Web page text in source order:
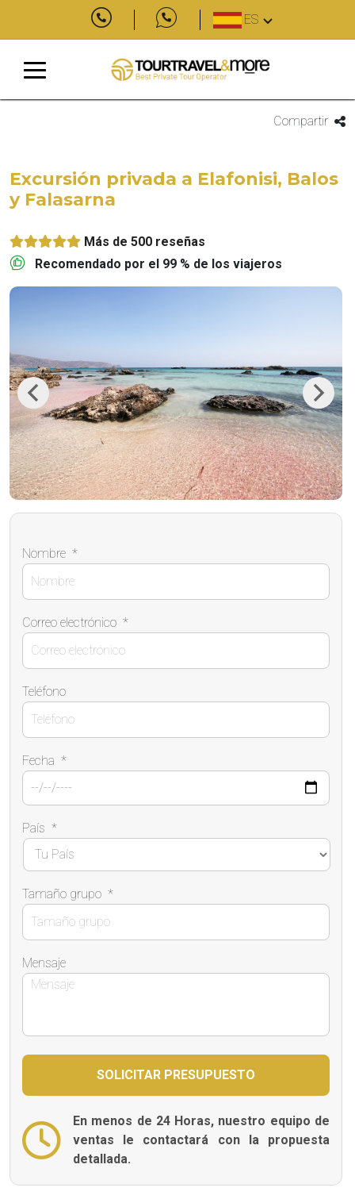
ES
Compartir
Excursión privada a Elafonisi, Balos
y Falasarna
Más de 500 reseñas
Recomendado por el 99 % de los viajeros
Previous Next
Nombre *
Correo electrónico *
Teléfono
Fecha *
País *
Tamaño grupo *
Mensaje
En menos de 24 Horas, nuestro equipo de
ventas le contactará con la propuesta
detallada.